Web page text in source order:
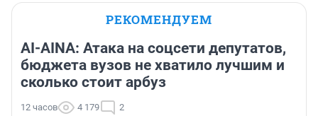
РЕКОМЕНДУЕМ
AI-AINA: Атака на соцсети депутатов,
бюджета вузов не хватило лучшим и
сколько стоит арбуз
12 часов 4 179 2